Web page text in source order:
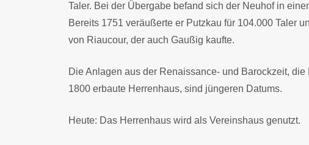
Taler. Bei der Übergabe befand sich der Neuhof in
Bereits 1751 veräußerte er Putzkau für 104.000 Taler
von Riaucour, der auch Gaußig kaufte.
Die Anlagen aus der Renaissance- und Barockzeit,
1800 erbaute Herrenhaus, sind jüngeren Datums.
Heute: Das Herrenhaus wird als Vereinshaus genutzt.